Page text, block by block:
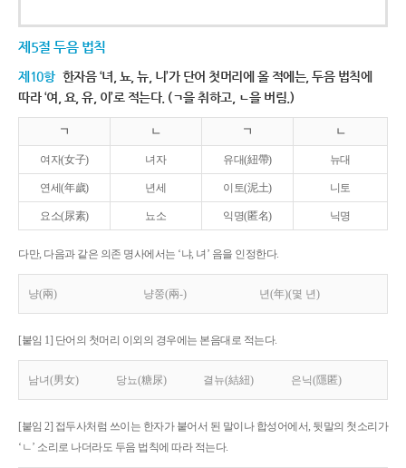
제5절 두음 법칙
제10항 한자음 ‘녀, 뇨, 뉴, 니’가 단어 첫머리에 올 적에는, 두음 법칙에
따라 ‘여, 요, 유, 이’로 적는다. (ㄱ을 취하고, ㄴ을 버림.)
ㄱ ㄴ ㄱ ㄴ
여자(女子) 녀자 유대(紐帶) 뉴대
연세(年歲) 년세 이토(泥土) 니토
요소(尿素) 뇨소 익명(匿名) 닉명
다만, 다음과 같은 의존 명사에서는 ‘냐, 녀’ 음을 인정한다.
냥(兩) 냥쭝(兩-) 년(年)(몇 년)
[붙임 1] 단어의 첫머리 이외의 경우에는 본음대로 적는다.
남녀(男女) 당뇨(糖尿) 결뉴(結紐) 은닉(隱匿)
[붙임 2] 접두사처럼 쓰이는 한자가 붙어서 된 말이나 합성어에서, 뒷말의 첫소리가
‘ㄴ’ 소리로 나더라도 두음 법칙에 따라 적는다.